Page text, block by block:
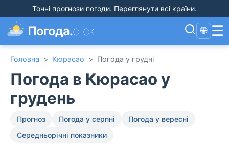
Точні прогнози погоди. Переглянути всі країни.
Погода.click 🌐 ☰
Головна > Кюрасао > Погода у грудні
Погода в Кюрасао у
грудень
Прогноз Погода у серпні
Погода у вересні
Середньорічні показники